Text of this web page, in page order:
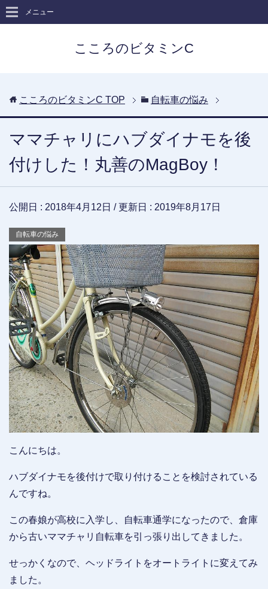
こころのビタミンC
メニュー
こころのビタミンC TOP 自転車の悩み
ママチャリにハブダイナモを後
付けした！丸善のMagBoy！
公開日 : 2018年4月12日 / 更新日 : 2019年8月17日
自転車の悩み
こんにちは。
ハブダイナモを後付けで取り付けることを検討されている
んですね。
この春娘が高校に入学し、自転車通学になったので、倉庫
から古いママチャリ自転車を引っ張り出してきました。
せっかくなので、ヘッドライトをオートライトに変えてみ
ました。